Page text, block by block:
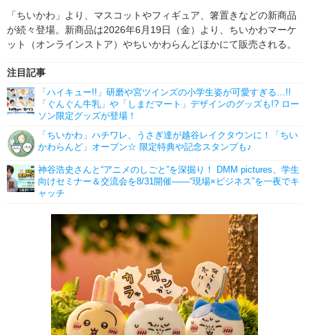
ゲーム 座談会
アニメ！アニメ！TV ABEMA Cafe
「ちいかわ」より、マスコットやフィギュア、箸置きなどの新商品
が続々登場。新商品は2026年6月19日（金）より、ちいかわマーケ
ット（オンラインストア）やちいかわらんどほかにて販売される。
注目記事
「ハイキュー!!」研磨や宮ツインズの小学生姿が可愛すぎる…!!
「ぐんぐん牛乳」や「しまだマート」デザインのグッズも!? ロー
ソン限定グッズが登場！
「ちいかわ」ハチワレ、うさぎ達が越谷レイクタウンに！「ちい
かわらんど」オープン☆ 限定特典や記念スタンプも♪
神谷浩史さんと“アニメのしごと”を深掘り！ DMM pictures、学生
向けセミナー＆交流会を8/31開催――“現場×ビジネス”を一夜でキ
ャッチ